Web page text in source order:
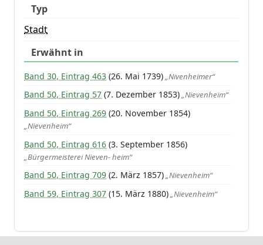
Typ
Stadt
Erwähnt in
Band 30, Eintrag 463 (26. Mai 1739)„Nivenheimer“
Band 50, Eintrag 57 (7. Dezember 1853)„Nievenheim“
Band 50, Eintrag 269 (20. November 1854)
„Nievenheim“
Band 50, Eintrag 616 (3. September 1856)
„Bürgermeisterei Nieven- heim“
Band 50, Eintrag 709 (2. März 1857)„Nievenheim“
Band 59, Eintrag 307 (15. März 1880)„Nievenheim“